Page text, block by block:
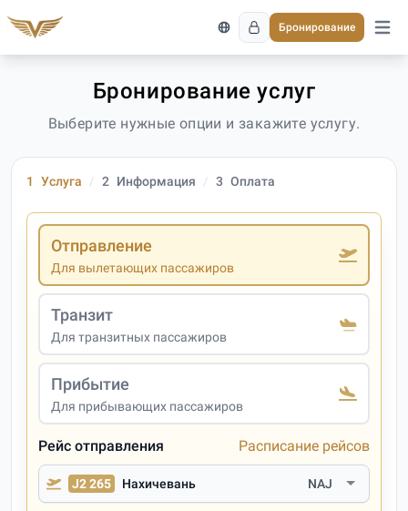
Бронирование
Бронирование услуг
Выберите нужные опции и закажите услугу.
1 Услуга 2 Информация 3 Оплата
Отправление
Для вылетающих пассажиров
Транзит
Для транзитных пассажиров
Прибытие
Для прибывающих пассажиров
Рейс отправления Расписание рейсов
J2 265 Нахичевань NAJ